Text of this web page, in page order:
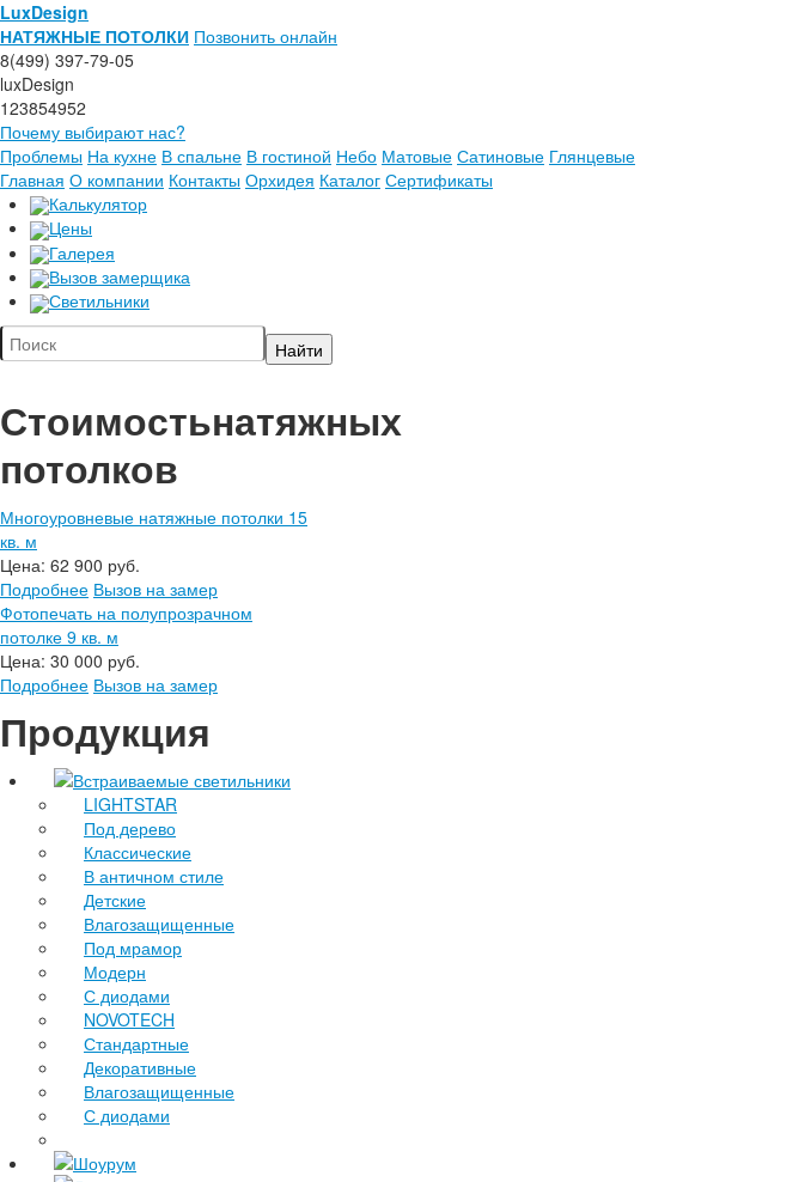
LuxDesign
НАТЯЖНЫЕ ПОТОЛКИ Позвонить онлайн
8(499) 397-79-05
luxDesign
123854952
Почему выбирают нас?
Проблемы На кухне В спальне В гостиной Небо Матовые Сатиновые Глянцевые
Главная О компании Контакты Орхидея Каталог Сертификаты
Калькулятор
Цены
Галерея
Вызов замерщика
Светильники
Стоимостьнатяжных
потолков
Многоуровневые натяжные потолки 15
кв. м
Цена: 62 900 руб.
Подробнее Вызов на замер
Фотопечать на полупрозрачном
потолке 9 кв. м
Цена: 30 000 руб.
Подробнее Вызов на замер
Продукция
Встраиваемые светильники
LIGHTSTAR
Под дерево
Классические
В античном стиле
Детские
Влагозащищенные
Под мрамор
Модерн
С диодами
NOVOTECH
Стандартные
Декоративные
Влагозащищенные
С диодами
Шоурум